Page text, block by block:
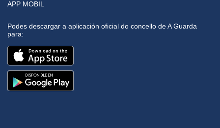
APP MOBIL
Podes descargar a aplicación oficial do concello de A Guarda
para: